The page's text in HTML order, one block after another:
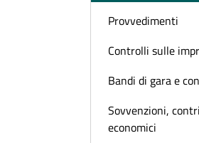
Provvedimenti
Controlli sulle
Bandi di gara e
Sovvenzioni,
economici